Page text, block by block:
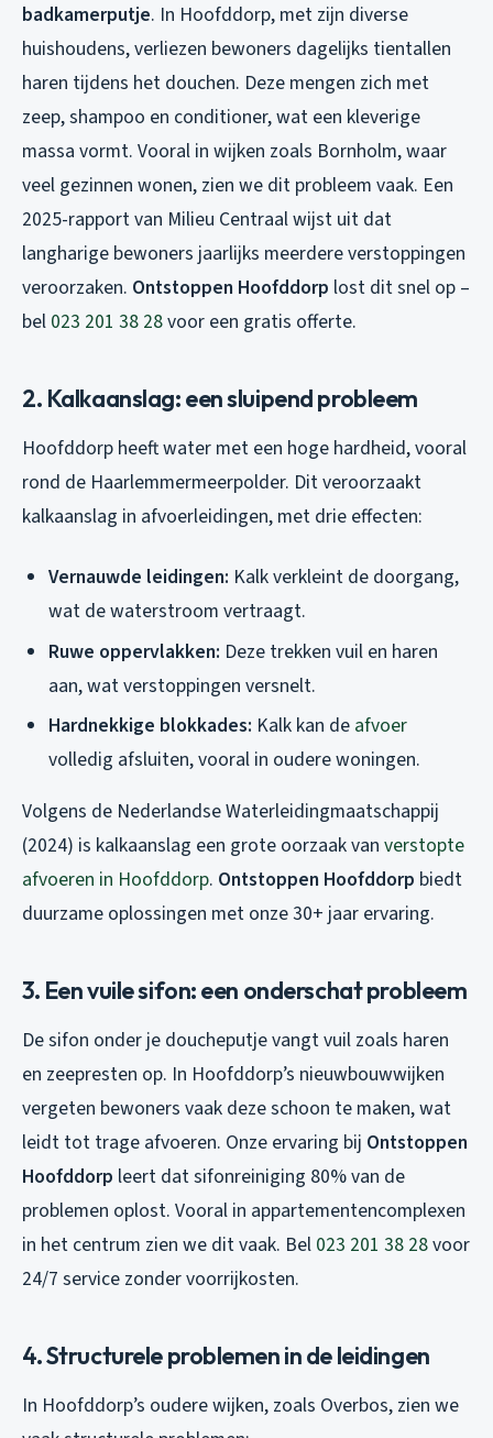
badkamerputje. In Hoofddorp, met zijn diverse
huishoudens, verliezen bewoners dagelijks tientallen
haren tijdens het douchen. Deze mengen zich met
zeep, shampoo en conditioner, wat een kleverige
massa vormt. Vooral in wijken zoals Bornholm, waar
veel gezinnen wonen, zien we dit probleem vaak. Een
2025-rapport van Milieu Centraal wijst uit dat
langharige bewoners jaarlijks meerdere verstoppingen
veroorzaken. Ontstoppen Hoofddorp lost dit snel op –
bel 023 201 38 28voor een gratis offerte.
2. Kalkaanslag: een sluipend probleem
Hoofddorp heeft water met een hoge hardheid, vooral
rond de Haarlemmermeerpolder. Dit veroorzaakt
kalkaanslag in afvoerleidingen, met drie effecten:
Vernauwde leidingen: Kalk verkleint de doorgang,
wat de waterstroom vertraagt.
Ruwe oppervlakken: Deze trekken vuil en haren
aan, wat verstoppingen versnelt.
Hardnekkige blokkades: Kalk kan de afvoer
volledig afsluiten, vooral in oudere woningen.
Volgens de Nederlandse Waterleidingmaatschappij
(2024) is kalkaanslag een grote oorzaak van verstopte
afvoeren in Hoofddorp. Ontstoppen Hoofddorp biedt
duurzame oplossingen met onze 30+ jaar ervaring.
3. Een vuile sifon: een onderschat probleem
De sifon onder je doucheputje vangt vuil zoals haren
en zeepresten op. In Hoofddorp’s nieuwbouwwijken
vergeten bewoners vaak deze schoon te maken, wat
leidt tot trage afvoeren. Onze ervaring bij Ontstoppen
Hoofddorp leert dat sifonreiniging 80% van de
problemen oplost. Vooral in appartementencomplexen
in het centrum zien we dit vaak. Bel 023 201 38 28voor
24/7 service zonder voorrijkosten.
4. Structurele problemen in de leidingen
In Hoofddorp’s oudere wijken, zoals Overbos, zien we